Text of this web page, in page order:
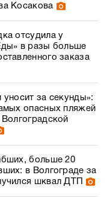
Косакова
отсудила у
в разы больше
заказа
уносит за секунды»:
опасных пляжей
Волгоградской
больше 20
в Волгограде за
шквал ДТП